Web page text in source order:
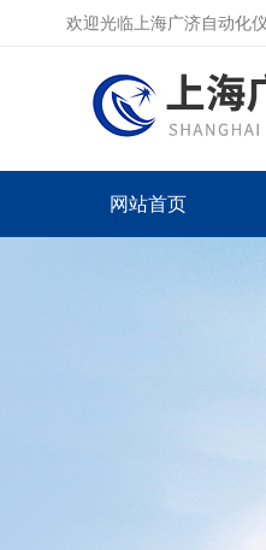
欢迎光临上海广济自动化
网站首页